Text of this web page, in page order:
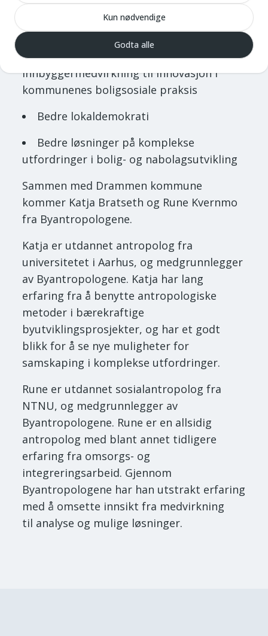
Nye former for innbyggermedvirkning i
utvikling av boliger og nabolag
Omsette kunnskap fra
innbyggermedvirkning til innovasjon i
kommunenes boligsosiale praksis
Bedre lokaldemokrati
Bedre løsninger på komplekse
utfordringer i bolig- og nabolagsutvikling
Sammen med Drammen kommune
kommer Katja Bratseth og Rune Kvernmo
fra Byantropologene.
Katja er utdannet antropolog fra
universitetet i Aarhus, og medgrunnlegger
av Byantropologene. Katja har lang
erfaring fra å benytte antropologiske
metoder i bærekraftige
byutviklingsprosjekter, og har et godt
blikk for å se nye muligheter for
samskaping i komplekse utfordringer.
Rune er utdannet sosialantropolog fra
NTNU, og medgrunnlegger av
Byantropologene. Rune er en allsidig
antropolog med blant annet tidligere
erfaring fra omsorgs- og
integreringsarbeid. Gjennom
Byantropologene har han utstrakt erfaring
med å omsette innsikt fra medvirkning
til analyse og mulige løsninger.
Kun nødvendige
Godta alle